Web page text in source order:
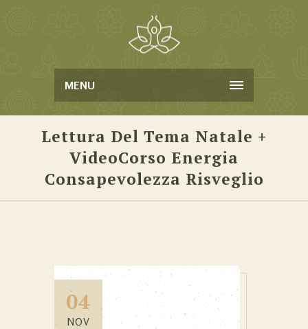
MENU
Lettura Del Tema Natale +
VideoCorso Energia
Consapevolezza Risveglio
04
NOV